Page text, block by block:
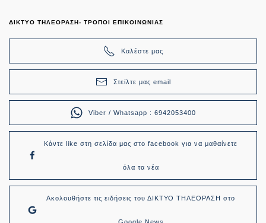
ΔΙΚΤΥΟ ΤΗΛΕΟΡΑΣΗ- ΤΡΟΠΟΙ ΕΠΙΚΟΙΝΩΝΙΑΣ
Καλέστε μας
Στείλτε μας email
Viber / Whatsapp : 6942053400
Κάντε like στη σελίδα μας στο facebook για να μαθαίνετε
όλα τα νέα
Ακολουθήστε τις ειδήσεις του ΔΙΚΤΥΟ ΤΗΛΕΟΡΑΣΗ στο